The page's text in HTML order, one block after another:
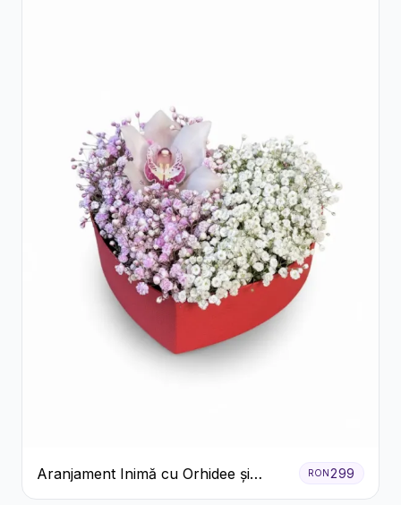
Aranjament Inimă cu Orhidee și
Floarea Miresei
RON299